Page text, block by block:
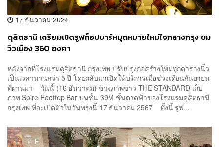
17 ธันวาคม 2024
ดุสิตธานี เตรียมเปิดรูฟท็อปบาร์หมุดหมายใหม่ใจกลางกรุง ชม
วิวเมือง 360 องศา
หลังจากที่โรงแรมดุสิตธานี กรุงเทพ ปรับปรุงก่อสร้างใหม่ทุกตารางนิ้ว
เป็นเวลานานกว่า 5 ปี โดยกลับมาเปิดให้บริการเมื่อช่วงเดือนกันยายน
ที่ผ่านมา วันนี้ (16 ธันวาคม) ช่างภาพข่าว THE STANDARD เก็บ
ภาพ Spire Rooftop Bar บนชั้น 39M ชั้นดาดฟ้าของโรงแรมดุสิตธานี
กรุงเทพ ที่จะเปิดตัวในวันพรุ่งนี้ 17 ธันวาคม 2567 ทั้งนี้ รูฟ...